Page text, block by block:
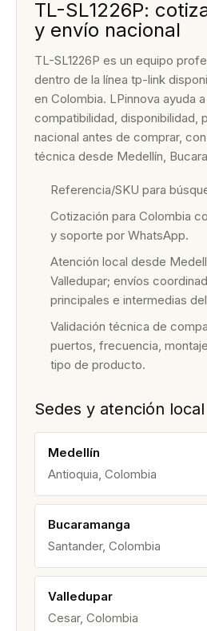
TL-SL1226P:
y envío nacional
TL-SL1226P es un equipo
dentro de la línea tp-link
en Colombia. LPinnova ayuda
compatibilidad, disponibilidad,
nacional antes de comprar,
técnica desde Medellín,
Referencia/SKU para
Cotización para Colombia
y soporte por WhatsApp.
Atención local desde
Valledupar; envíos
principales e intermedias
Validación técnica de
puertos, frecuencia,
tipo de producto.
Sedes y atención local
Medellín
Antioquia, Colombia
Bucaramanga
Santander, Colombia
Valledupar
Cesar, Colombia